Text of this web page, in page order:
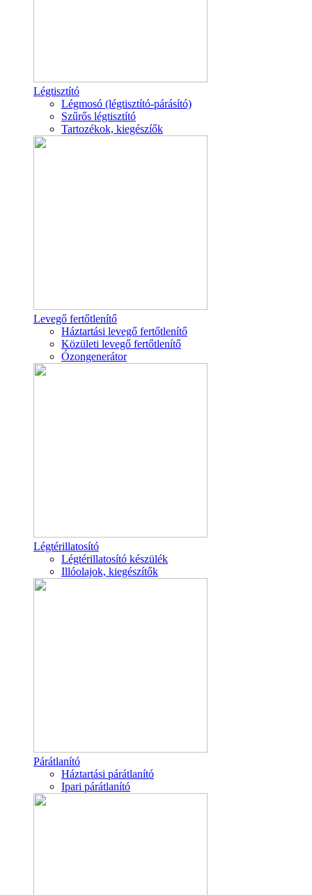
Légtisztító
Légmosó (légtisztító-párásító)
Szűrős légtisztító
Tartozékok, kiegészíők
Levegő fertőtlenítő
Háztartási levegő fertőtlenítő
Közületi levegő fertőtlenítő
Ózongenerátor
Légtérillatosító
Légtérillatosító készülék
Illóolajok, kiegészítők
Párátlanító
Háztartási párátlanító
Ipari párátlanító